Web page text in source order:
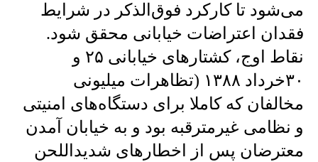
می‌شود تا کارکرد فوق‌الذکر در شرایط
فقدان اعتراضات خیابانی محقق شود.
نقاط اوج، کشتارهای خیابانی ۲۵ و
۳۰خرداد ۱۳۸۸ (تظاهرات میلیونی
مخالفان که کاملا برای دستگاه‌های امنیتی
و نظامی غیرمترقبه بود و به خیابان آمدن
معترضان پس از اخطارهای شدیداللحن